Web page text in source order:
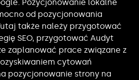
Pozycjonowanie lokalne
od pozycjonowania
także należy przygotować
SEO, przygotować Audyt
zaplanować prace związane z
cytowań
pozycjonowanie strony na